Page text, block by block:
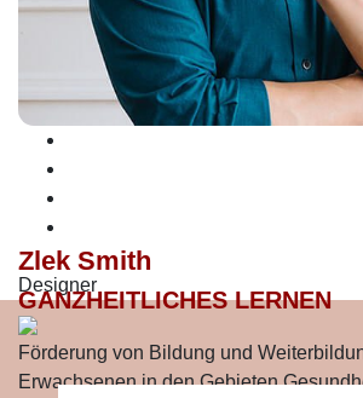
Zlek Smith
Designer
GANZHEITLICHES LERNEN
Förderung von Bildung und
Erwachsenen in den Gebieten